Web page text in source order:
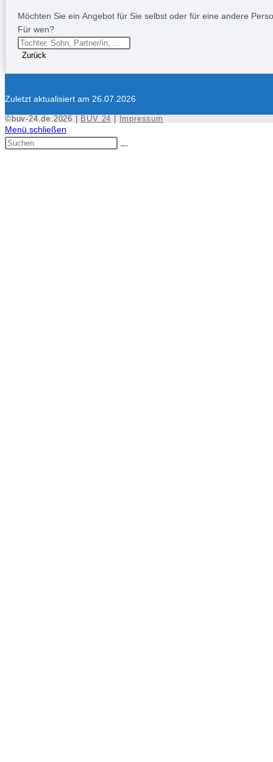
Möchten Sie ein Angebot für Sie selbst oder für eine andere
Für wen?
Zurück
Zuletzt aktualisiert am 26.07.2026
©buv-24.de 2026 | BUV 24 Impressum
Menü schließen